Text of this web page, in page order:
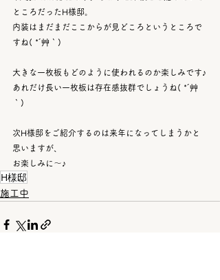
ところだったH様邸。
内装はまだまだここからが見どころというところで
すね( *´艸｀)
大きな一枚板もどのように使われるのか楽しみです♪
あれだけ長い一枚板は存在感抜群でしょうね( *´艸
｀)
次H様邸をご紹介するのは来年になってしまうかと
思いますが、
お楽しみに～♪
H様邸
施工中